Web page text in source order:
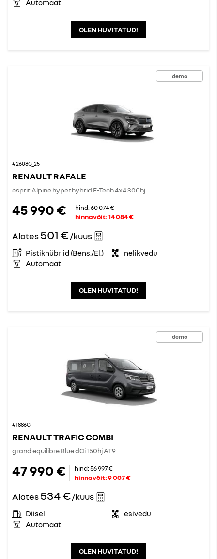
Automaat
OLEN HUVITATUD!
demo
#2608C_25
RENAULT RAFALE
esprit Alpine hyper hybrid E-Tech 4x4 300hj
45 990 € hind:60 074 €
hinnavõit:14 084 €
Alates501 €/kuus
Pistikhübriid (Bens./El.)
nelikvedu
Automaat
OLEN HUVITATUD!
demo
#1886C
RENAULT TRAFIC COMBI
grand equilibre Blue dCi 150hj AT9
47 990 € hind:56 997 €
hinnavõit:9 007 €
Alates534 €/kuus
Diisel
esivedu
Automaat
OLEN HUVITATUD!